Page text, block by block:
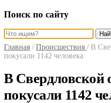
Поиск по сайту
Главная / Происшествия / В
покусали 1142 человека
В Свердловской
покусали 1142